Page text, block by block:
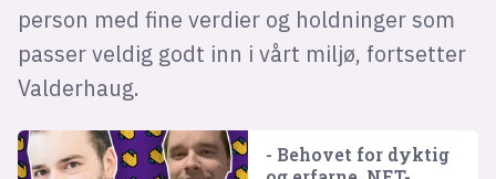
person med fine verdier og holdninger som
passer veldig godt inn i vårt miljø, fortsetter
Valderhaug.
- Behovet for dyktig